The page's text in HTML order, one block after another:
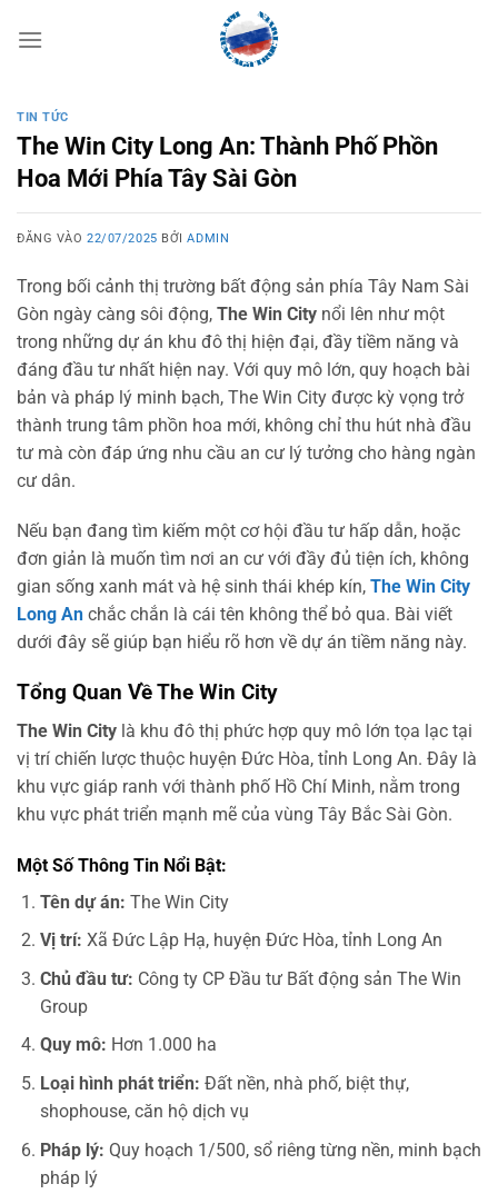
qua
TIN TỨC
The Win City Long An: Thành Phố Phồn
Hoa Mới Phía Tây Sài Gòn
ĐĂNG VÀO22/07/2025 BỞIADMIN
Trong bối cảnh thị trường bất động sản phía Tây Nam Sài
Gòn ngày càng sôi động, The Win City nổi lên như một
trong những dự án khu đô thị hiện đại, đầy tiềm năng và
đáng đầu tư nhất hiện nay. Với quy mô lớn, quy hoạch bài
bản và pháp lý minh bạch, The Win City được kỳ vọng trở
thành trung tâm phồn hoa mới, không chỉ thu hút nhà đầu
tư mà còn đáp ứng nhu cầu an cư lý tưởng cho hàng ngàn
cư dân.
Nếu bạn đang tìm kiếm một cơ hội đầu tư hấp dẫn, hoặc
đơn giản là muốn tìm nơi an cư với đầy đủ tiện ích, không
gian sống xanh mát và hệ sinh thái khép kín, The Win City
Long An chắc chắn là cái tên không thể bỏ qua. Bài viết
dưới đây sẽ giúp bạn hiểu rõ hơn về dự án tiềm năng này.
Tổng Quan Về The Win City
The Win City là khu đô thị phức hợp quy mô lớn tọa lạc tại
vị trí chiến lược thuộc huyện Đức Hòa, tỉnh Long An. Đây là
khu vực giáp ranh với thành phố Hồ Chí Minh, nằm trong
khu vực phát triển mạnh mẽ của vùng Tây Bắc Sài Gòn.
Một Số Thông Tin Nổi Bật:
Tên dự án: The Win City
Vị trí: Xã Đức Lập Hạ, huyện Đức Hòa, tỉnh Long An
Chủ đầu tư: Công ty CP Đầu tư Bất động sản The Win
Group
Quy mô: Hơn 1.000 ha
Loại hình phát triển: Đất nền, nhà phố, biệt thự,
shophouse, căn hộ dịch vụ
Pháp lý: Quy hoạch 1/500, sổ riêng từng nền, minh bạch
pháp lý